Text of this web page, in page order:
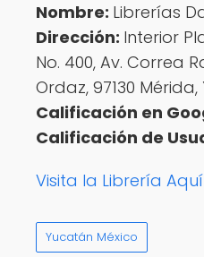
Nombre: Librerías
Dirección: Interior
No. 400, Av. Correa
Ordaz, 97130 Mérida,
Calificación en
Calificación de
Visita la Librería Aquí
Yucatán México